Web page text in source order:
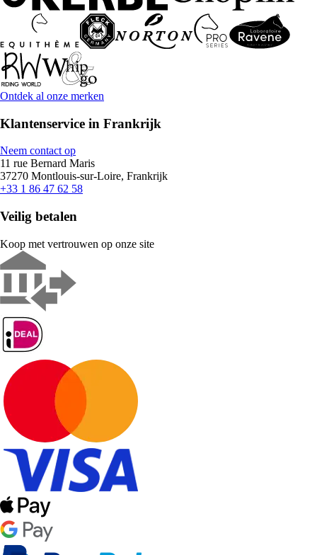
Ontdek al onze merken
Klantenservice in Frankrijk
Neem contact op
11 rue Bernard Maris
37270 Montlouis-sur-Loire, Frankrijk
+33 1 86 47 62 58
Veilig betalen
Koop met vertrouwen op onze site